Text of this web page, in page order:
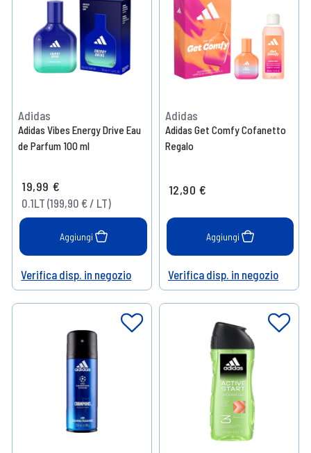
Adidas
Adidas Vibes Energy Drive Eau
de Parfum 100 ml
19,99 €
0.1LT (199,90 € / LT)
Aggiungi
Help
Verifica disp. in negozio
Adidas
Adidas Get Comfy Cofanetto
Regalo
12,90 €
Aggiungi
Help
Verifica disp. in negozio